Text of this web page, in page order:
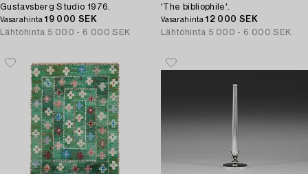
Gustavsberg Studio 1976.
Vasarahinta19 000 SEK
Lähtöhinta 5 000 - 6 000 SEK
'The bibliophile'.
Vasarahinta12 000 SEK
Lähtöhinta 5 000 - 6 000 SEK